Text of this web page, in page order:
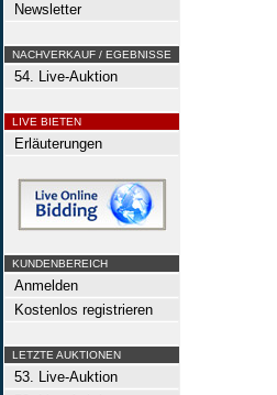
Newsletter
NACHVERKAUF / EGEBNISSE
54. Live-Auktion
LIVE BIETEN
Erläuterungen
KUNDENBEREICH
Anmelden
Kostenlos registrieren
LETZTE AUKTIONEN
53. Live-Auktion